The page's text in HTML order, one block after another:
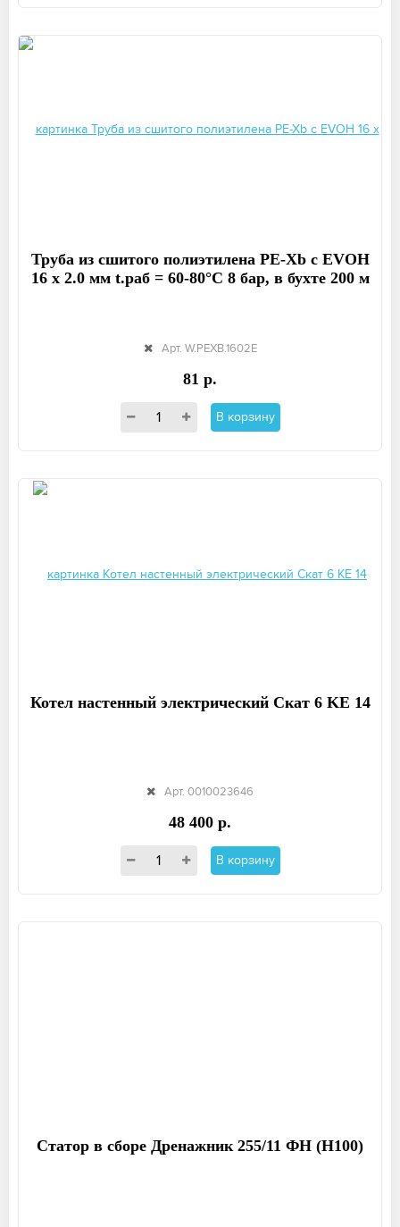
Труба из сшитого полиэтилена PE-Xb с EVOH
16 x 2.0 мм t.раб = 60-80°C 8 бар, в бухте 200 м
Арт. W.PEXB.1602E
81 р.
В корзину
Котел настенный электрический Скат 6 KE 14
Арт. 0010023646
48 400 р.
В корзину
Статор в сборе Дренажник 255/11 ФН (Н100)